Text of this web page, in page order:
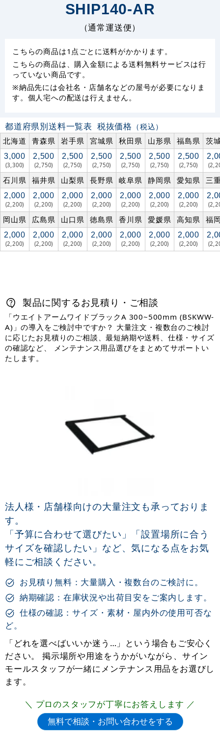
SHIP140-AR
（通常運送便）
こちらの商品は1点ごとに送料がかかります。
こちらの商品は、購入金額による送料無料サービスは行
っていない商品です。
※納品先には会社名・店舗名などの屋号が必要になりま
す。個人宅への配送は行えません。
都道府県別送料一覧表 税抜価格 （税込）
北海道
青森県 岩手県 宮城県 秋田県 山形県 福島県 茨
3,000
(3,300)
2,500
(2,750)
2,500
(2,750)
2,500
(2,750)
2,500
(2,750)
2,500
(2,750)
2,500
(2,750)
石川県 福井県 山梨県 長野県 岐阜県 静岡県 愛知県 三
2,000
(2,200)
2,000
(2,200)
2,000
(2,200)
2,000
(2,200)
2,000
(2,200)
2,000
(2,200)
2,000
(2,200)
岡山県 広島県 山口県 徳島県 香川県 愛媛県 高知県 福
2,000
(2,200)
2,000
(2,200)
2,000
(2,200)
2,000
(2,200)
2,000
(2,200)
2,000
(2,200)
2,000
(2,200)
製品に関するお見積り・ご相談
「ウエイトアームワイドブラックA 300~500mm (BSKWW-
A)」の導入をご検討中ですか？ 大量注文・複数台のご検討
に応じたお見積りのご相談、最短納期や送料、仕様・サイズ
の確認など、 メンテナンス用品選びをまとめてサポートい
たします。
法人様・店舗様向けの大量注文も承っておりま
す。
「予算に合わせて選びたい」「設置場所に合う
サイズを確認したい」など、気になる点をお気
軽にご相談ください。
お見積り無料：大量購入・複数台のご検討に。
納期確認：在庫状況や出荷目安をご案内します。
仕様の確認：サイズ・素材・屋内外の使用可否な
ど。
「どれを選べばいいか迷う…」という場合もご安心く
ださい。 掲示場所や用途をうかがいながら、サイン
モールスタッフが一緒にメンテナンス用品をお選びし
ます。
＼ プロのスタッフが丁寧にお答えします ／